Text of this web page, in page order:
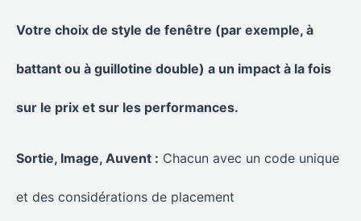
Votre choix de style de fenêtre (par exemple, à
battant ou à guillotine double) a un impact à la fois
sur le prix et sur les performances.
Sortie, Image, Auvent : Chacun avec un code unique
et des considérations de placement